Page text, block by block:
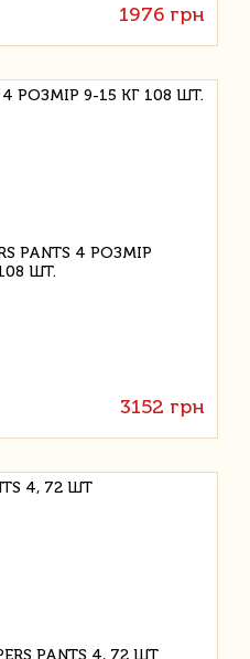
1976 грн
4 РОЗМІР 9-15 КГ 108 ШТ.
3152 грн
4, 72 ШТ